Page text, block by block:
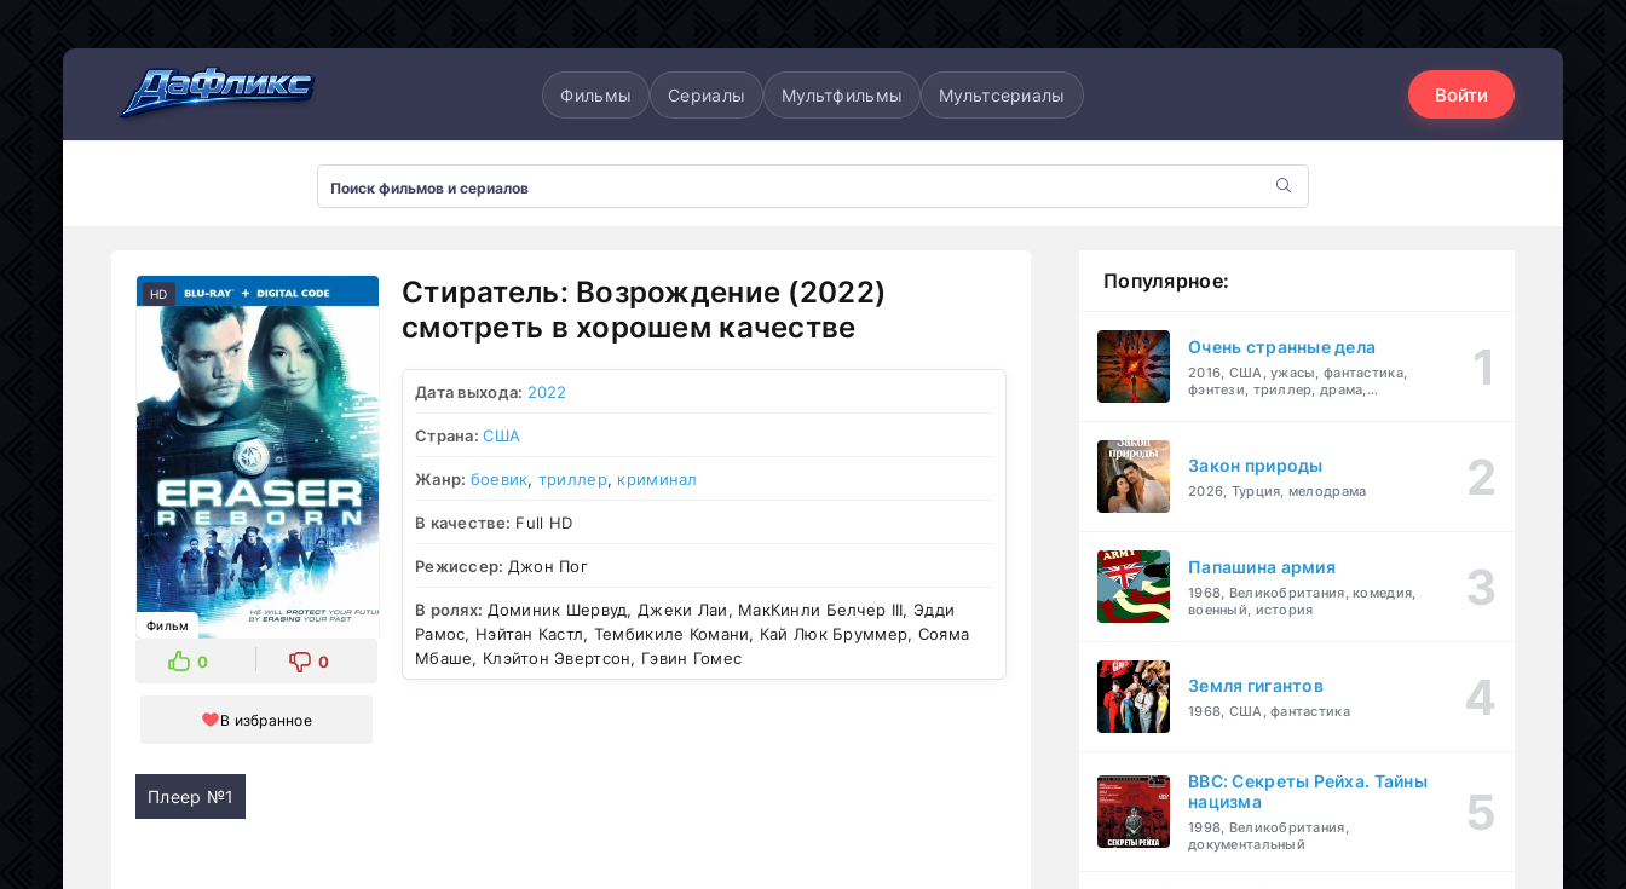
Фильмы Сериалы Мультфильмы Мультсериалы Войти
HD
Фильм
0 0
В избранное
Стиратель: Возрождение (2022)
смотреть в хорошем качестве
Дата выхода: 2022
Страна:США
Жанр: боевик, триллер, криминал
В качестве: Full HD
Режиссер: Джон Пог
В ролях: Доминик Шервуд, Джеки Лаи, МакКинли Белчер III, Эдди
Рамос, Нэйтан Кастл, Тембикиле Комани, Кай Люк Бруммер, Сояма
Мбаше, Клэйтон Эвертсон, Гэвин Гомес
Плеер №1
Популярное:
Очень странные дела
2016, США, ужасы, фантастика,
фэнтези, триллер, драма,
Закон природы
2026, Турция, мелодрама
Папашина армия
1968, Великобритания, комедия,
военный, история
Земля гигантов
1968, США, фантастика
BBC: Секреты Рейха. Тайны
нацизма
1998, Великобритания,
документальный
Мультсериалы